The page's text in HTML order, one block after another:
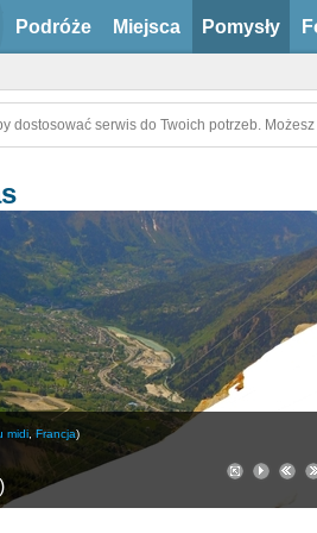
Podróże Miejsca Pomysły
dostosować serwis do Twoich potrzeb.
midi Francja)
)